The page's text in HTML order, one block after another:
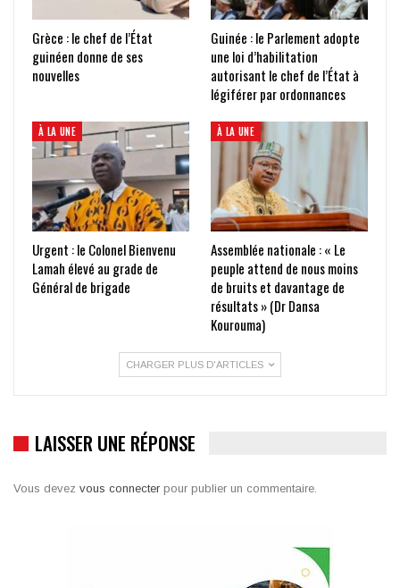
Grèce : le chef de l’État
guinéen donne de ses
nouvelles
Guinée : le Parlement adopte
une loi d’habilitation
autorisant le chef de l’État à
légiférer par ordonnances
À LA UNE
Urgent : le Colonel Bienvenu
Lamah élevé au grade de
Général de brigade
À LA UNE
Assemblée nationale : « Le
peuple attend de nous moins
de bruits et davantage de
résultats » (Dr Dansa
Kourouma)
CHARGER PLUS D'ARTICLES
LAISSER UNE RÉPONSE
Vous devez vous connecter pour publier un commentaire.